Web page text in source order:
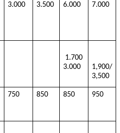
3.000 3.500 6.000 7.000
1.700
3.000
1,900/
3,500
750 850 850 950